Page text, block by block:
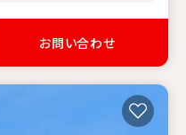
お問い合わせ